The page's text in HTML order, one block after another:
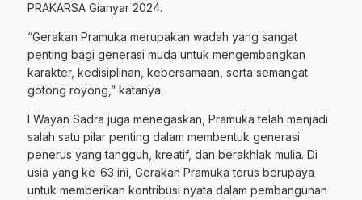
PRAKARSA Gianyar 2024.
“Gerakan Pramuka merupakan wadah yang sangat
penting bagi generasi muda untuk mengembangkan
karakter, kedisiplinan, kebersamaan, serta semangat
gotong royong,” katanya.
I Wayan Sadra juga menegaskan, Pramuka telah menjadi
salah satu pilar penting dalam membentuk generasi
penerus yang tangguh, kreatif, dan berakhlak mulia. Di
usia yang ke-63 ini, Gerakan Pramuka terus berupaya
untuk memberikan kontribusi nyata dalam pembangunan